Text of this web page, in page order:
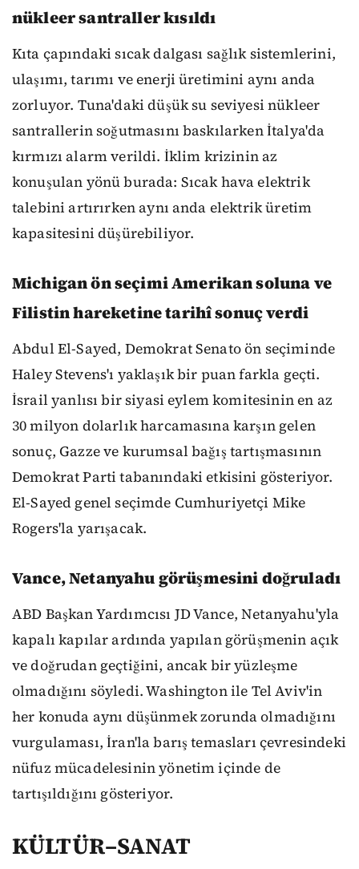
nükleer santraller kısıldı
Kıta çapındaki sıcak dalgası sağlık sistemlerini,
ulaşımı, tarımı ve enerji üretimini aynı anda
zorluyor. Tuna'daki düşük su seviyesi nükleer
santrallerin soğutmasını baskılarken İtalya'da
kırmızı alarm verildi. İklim krizinin az
konuşulan yönü burada: Sıcak hava elektrik
talebini artırırken aynı anda elektrik üretim
kapasitesini düşürebiliyor.
Michigan ön seçimi Amerikan soluna ve
Filistin hareketine tarihî sonuç verdi
Abdul El-Sayed, Demokrat Senato ön seçiminde
Haley Stevens'ı yaklaşık bir puan farkla geçti.
İsrail yanlısı bir siyasi eylem komitesinin en az
30 milyon dolarlık harcamasına karşın gelen
sonuç, Gazze ve kurumsal bağış tartışmasının
Demokrat Parti tabanındaki etkisini gösteriyor.
El-Sayed genel seçimde Cumhuriyetçi Mike
Rogers'la yarışacak.
Vance, Netanyahu görüşmesini doğruladı
ABD Başkan Yardımcısı JD Vance, Netanyahu'yla
kapalı kapılar ardında yapılan görüşmenin açık
ve doğrudan geçtiğini, ancak bir yüzleşme
olmadığını söyledi. Washington ile Tel Aviv'in
her konuda aynı düşünmek zorunda olmadığını
vurgulaması, İran'la barış temasları çevresindeki
nüfuz mücadelesinin yönetim içinde de
tartışıldığını gösteriyor.
KÜLTÜR–SANAT